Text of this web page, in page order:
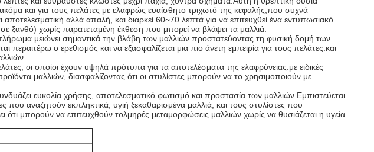
και για τους πελάτες με ελαφρώς ευαίσθητο τριχωτό της κεφαλής,που συχνά
αλλά απαλή, και διαρκεί 60~70 λεπτά για να επιτευχθεί ένα εντυπωσιακό
χωρίς παρατεταμένη έκθεση που μπορεί να βλάψει τα μαλλιά.
σημαντικά την βλάβη των μαλλιών προστατεύοντας τη φυσική δομή των
ο ερεθισμός και να εξασφαλίζεται μια πιο άνετη εμπειρία για τους πελάτες.και
οι οποίοι έχουν υψηλά πρότυπα για τα αποτελέσματα της ελαφρύνειας.με ειδικές
μαλλιών, διασφαλίζοντας ότι οι στυλίστες μπορούν να το χρησιμοποιούν με
ευκολία χρήσης, αποτελεσματικό φωτισμό και προστασία των μαλλιών.Εμπιστεύεται
αναζητούν εκπληκτικά, υγιή ξεκαθαρισμένα μαλλιά, και τους στυλίστες που
μπορούν να επιτευχθούν τολμηρές μεταμορφώσεις μαλλιών χωρίς να θυσιάζεται η υγεία